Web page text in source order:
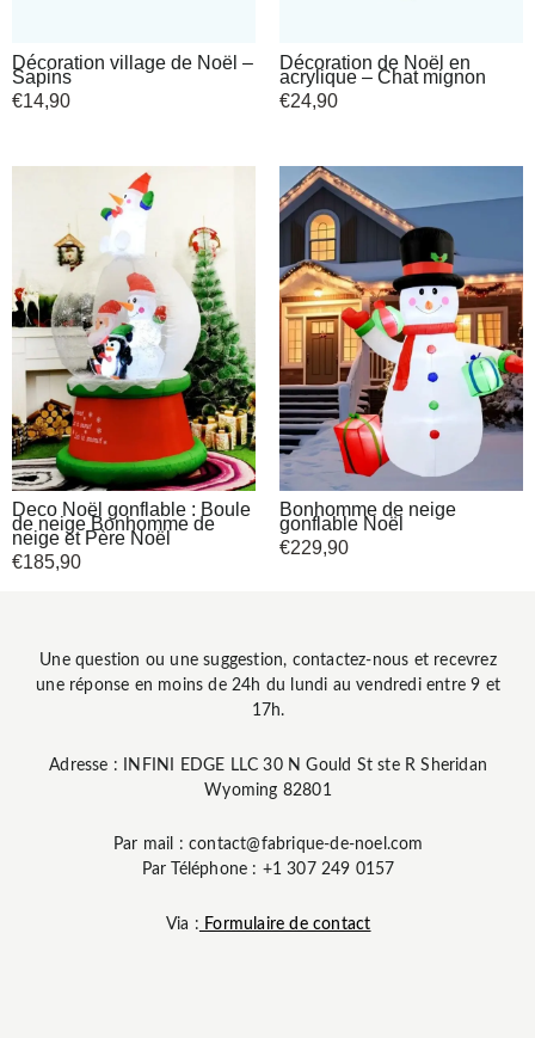
Décoration village de Noël –
Sapins
€14,90
Décoration de Noël en
acrylique – Chat mignon
€24,90
Deco Noël gonflable : Boule
de neige Bonhomme de
neige et Père Noël
€185,90
Bonhomme de neige
gonflable Noël
€229,90
Une question ou une suggestion, contactez-nous et recevrez
une réponse en moins de 24h du lundi au vendredi entre 9 et
17h.
Adresse : INFINI EDGE LLC 30 N Gould St ste R Sheridan
Wyoming 82801
Par mail : contact@fabrique-de-noel.com
Par Téléphone : +1 307 249 0157
Via : Formulaire de contact